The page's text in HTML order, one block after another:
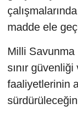
madde ele
Milli Savunma
sınır
faaliyetlerinin